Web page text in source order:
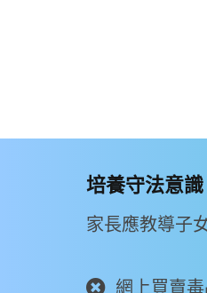
培養守法意識
家長應教導子
網上買賣